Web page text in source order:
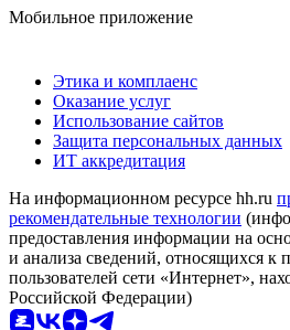
Мобильное приложение
Этика и комплаенс
Оказание услуг
Использование сайтов
Защита персональных данных
ИТ аккредитация
На информационном ресурсе hh.ru
рекомендательные технологии
предоставления информации на
и анализа сведений, относящихся к
пользователей сети «Интернет»,
Российской Федерации)